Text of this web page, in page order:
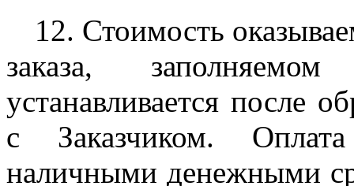
12. Стоимость
заказа,
устанавливается после
с Заказчиком.
наличными денежными